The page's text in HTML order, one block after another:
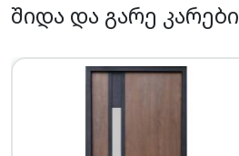
შიდა და გარე კარები